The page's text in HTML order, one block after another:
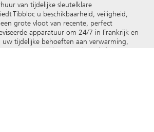
van tijdelijke sleutelklare
Tibbloc u beschikbaarheid, veiligheid,
een grote vloot van recente, perfect
apparatuur om 24/7 in Frankrijk en
uw tijdelijke behoeften aan verwarming,
oververhit water, thermische